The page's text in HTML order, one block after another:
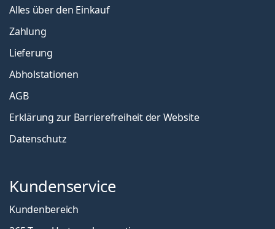
Alles über den Einkauf
Zahlung
Lieferung
Abholstationen
AGB
Erklärung zur Barrierefreiheit der Website
Datenschutz
Kundenservice
Kundenbereich